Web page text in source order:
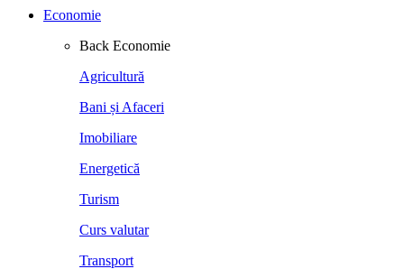
Economie
Back Economie
Agricultură
Bani și Afaceri
Imobiliare
Energetică
Turism
Curs valutar
Transport